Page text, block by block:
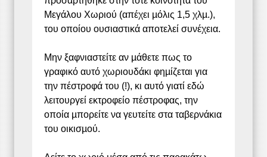
Μεγάλου Χωριού (απέχει µόλις 1,5 χλµ.),
του οποίου ουσιαστικά αποτελεί συνέχεια.
Μην ξαφνιαστείτε αν µάθετε πως το
γραφικό αυτό χωριουδάκι φηµίζεται για
την πέστροφά του (!), κι αυτό γιατί εδώ
λειτουργεί εκτροφείο πέστροφας, την
οποία µπορείτε να γευτείτε στα ταβερνάκια
του οικισµού.